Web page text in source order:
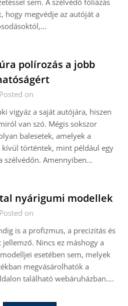
sem. A szélvédő fóliázás
hogy megvédje az autóját a
polírozás a jobb
Posted on
vigyáz a saját autójára, hiszen
van szó. Mégis sokszor
balesetek, amelyek a
történtek, mint például egy
szélvédőn. Amennyiben…
nyárigumi modellek
Posted on
is a profizmus, a precizitás és
Nincs ez máshogy a
esetében sem, melyek
megvásárolhatók a
található webáruházban….